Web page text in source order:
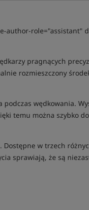
role="assistant"
pragnących
rozmieszczony
wędkowania.
temu można szybko
Dostępne w trzech
sprawiają, że są